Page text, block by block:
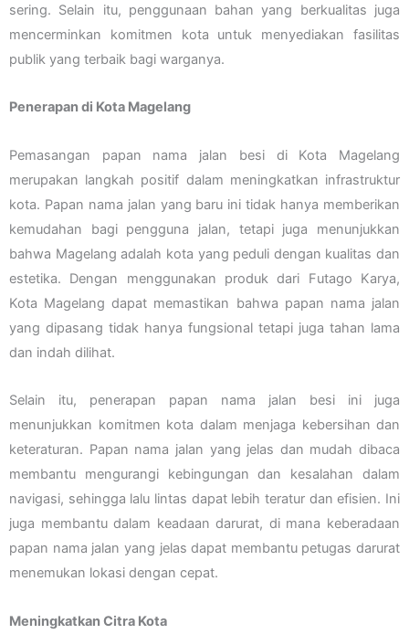
sering. Selain itu, penggunaan bahan yang berkualitas juga
mencerminkan komitmen kota untuk menyediakan fasilitas
publik yang terbaik bagi warganya.
Penerapan di Kota Magelang
Pemasangan papan nama jalan besi di Kota Magelang
merupakan langkah positif dalam meningkatkan infrastruktur
kota. Papan nama jalan yang baru ini tidak hanya memberikan
kemudahan bagi pengguna jalan, tetapi juga menunjukkan
bahwa Magelang adalah kota yang peduli dengan kualitas dan
estetika. Dengan menggunakan produk dari Futago Karya,
Kota Magelang dapat memastikan bahwa papan nama jalan
yang dipasang tidak hanya fungsional tetapi juga tahan lama
dan indah dilihat.
Selain itu, penerapan papan nama jalan besi ini juga
menunjukkan komitmen kota dalam menjaga kebersihan dan
keteraturan. Papan nama jalan yang jelas dan mudah dibaca
membantu mengurangi kebingungan dan kesalahan dalam
navigasi, sehingga lalu lintas dapat lebih teratur dan efisien. Ini
juga membantu dalam keadaan darurat, di mana keberadaan
papan nama jalan yang jelas dapat membantu petugas darurat
menemukan lokasi dengan cepat.
Meningkatkan Citra Kota